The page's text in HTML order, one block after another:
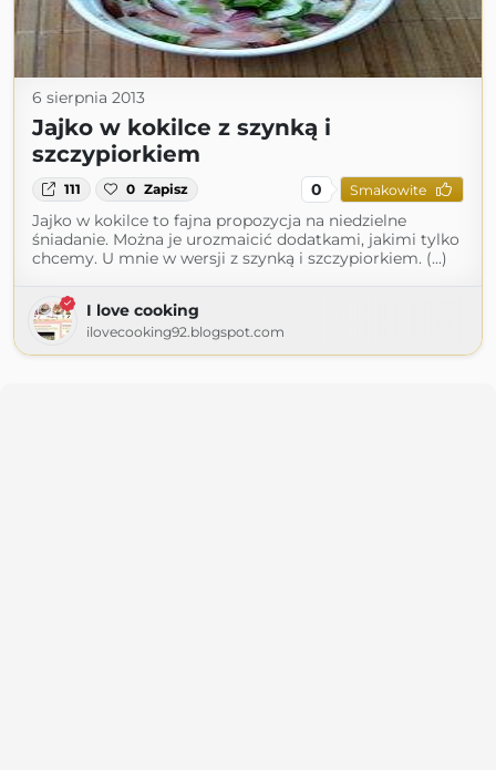
6 sierpnia 2013
Jajko w kokilce z szynką i
szczypiorkiem
111 0 Zapisz 0 Smakowite
Jajko w kokilce to fajna propozycja na niedzielne
śniadanie. Można je urozmaicić dodatkami, jakimi tylko
chcemy. U mnie w wersji z szynką i szczypiorkiem. (...)
I love cooking
ilovecooking92.blogspot.com